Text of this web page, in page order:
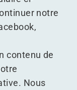
notre
,
contenu de
Nous